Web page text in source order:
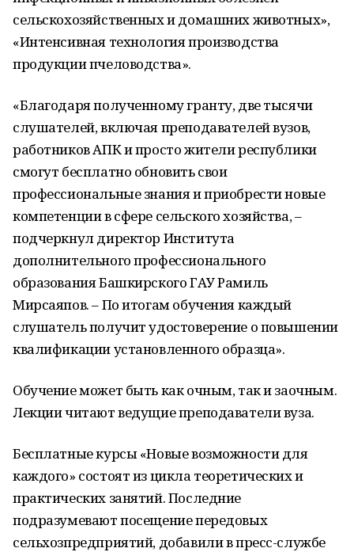
сельскохозяйственных и домашних животных»,
«Интенсивная технология производства
продукции пчеловодства».
«Благодаря полученному гранту, две тысячи
слушателей, включая преподавателей вузов,
работников АПК и просто жители республики
смогут бесплатно обновить свои
профессиональные знания и приобрести новые
компетенции в сфере сельского хозяйства, –
подчеркнул директор Института
дополнительного профессионального
образования Башкирского ГАУ Рамиль
Мирсаяпов. – По итогам обучения каждый
слушатель получит удостоверение о повышении
квалификации установленного образца».
Обучение может быть как очным, так и заочным.
Лекции читают ведущие преподаватели вуза.
Бесплатные курсы «Новые возможности для
каждого» состоят из цикла теоретических и
практических занятий. Последние
подразумевают посещение передовых
сельхозпредприятий, добавили в пресс-службе